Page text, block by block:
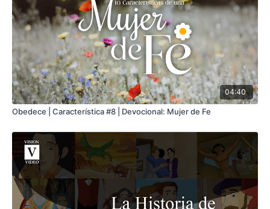
04:40
Obedece | Característica #8 | Devocional: Mujer de Fe